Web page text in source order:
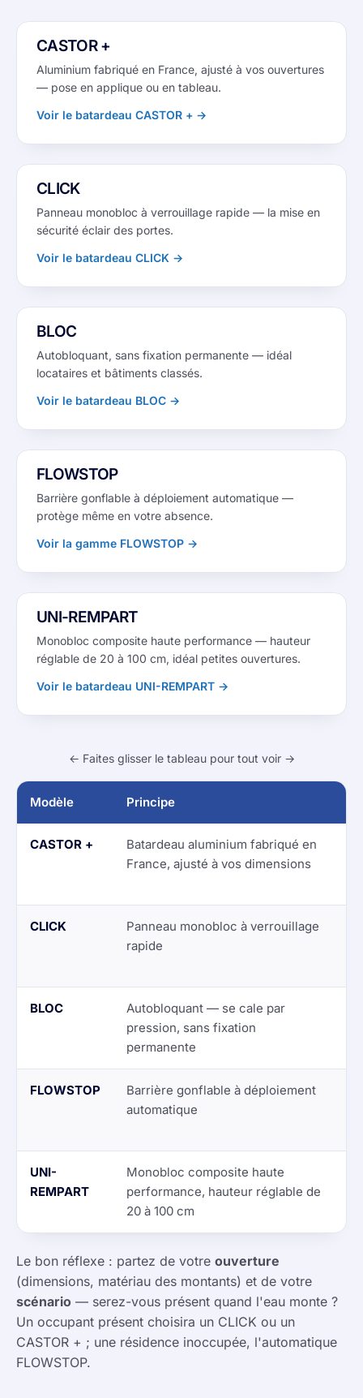
‹ ›
CASTOR +
Aluminium fabriqué en France, ajusté à vos ouvertures
— pose en applique ou en tableau.
Voir le batardeau CASTOR + →
‹ ›
1/3
CLICK
Panneau monobloc à verrouillage rapide — la mise en
sécurité éclair des portes.
Voir le batardeau CLICK →
‹ ›
1/4
BLOC
Autobloquant, sans fixation permanente — idéal
locataires et bâtiments classés.
Voir le batardeau BLOC →
‹ ›
1/4
FLOWSTOP
Barrière gonflable à déploiement automatique —
protège même en votre absence.
Voir la gamme FLOWSTOP →
‹ ›
1/5
UNI-REMPART
Monobloc composite haute performance — hauteur
réglable de 20 à 100 cm, idéal petites ouvertures.
Voir le batardeau UNI-REMPART →
← Faites glisser le tableau pour tout voir →
Modèle Principe
CASTOR +
Batardeau aluminium fabriqué en
France, ajusté à vos dimensions
CLICK
Panneau monobloc à verrouillage
rapide
BLOC
Autobloquant — se cale par
pression, sans fixation
permanente
FLOWSTOP
Barrière gonflable à déploiement
automatique
UNI-
REMPART
Monobloc composite haute
performance, hauteur réglable de
20 à 100 cm
Le bon réflexe : partez de votre ouverture
(dimensions, matériau des montants) et de votre
scénario — serez-vous présent quand l'eau monte ?
Un occupant présent choisira un CLICK ou un
CASTOR + ; une résidence inoccupée, l'automatique
FLOWSTOP.